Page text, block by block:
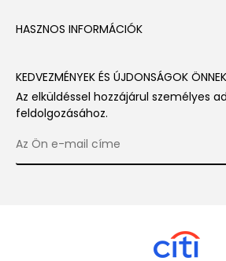
HASZNOS INFORMÁCIÓK
KEDVEZMÉNYEK ÉS ÚJDONSÁGOK
Az elküldéssel hozzájárul személyes
feldolgozásához.